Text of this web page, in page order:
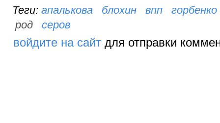
апалькова блохин впп
горбенко
род
серов
войдите на сайтдля отправки